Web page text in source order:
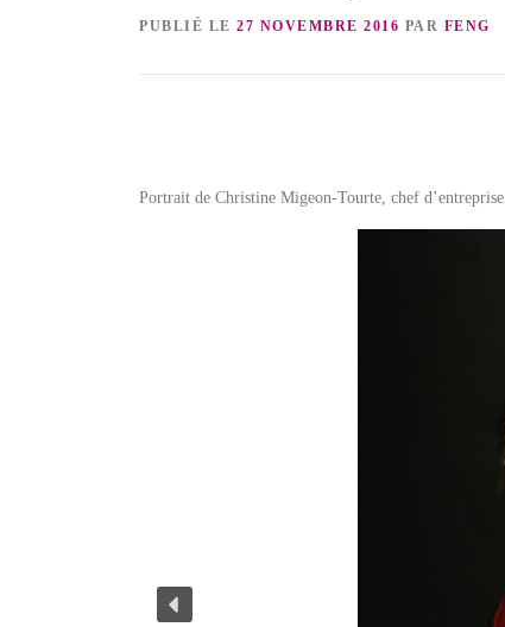
PUBLIÉ LE 27 NOVEMBRE 2016 PAR FENG
Portrait de Christine Migeon-Tourte, chef